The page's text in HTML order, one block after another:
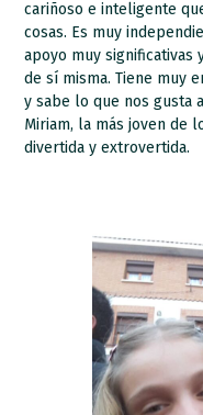
cariñoso e inteligente
cosas. Es muy
apoyo muy significativas
de sí misma. Tiene muy
y sabe lo que nos gusta
Miriam, la más joven de
divertida y extrovertida.